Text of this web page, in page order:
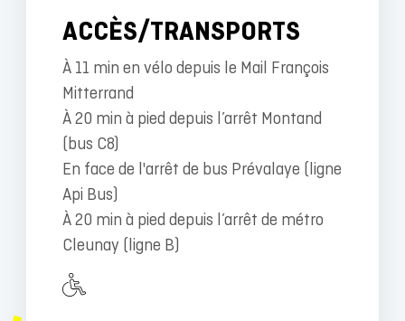
ACCÈS/TRANSPORTS
À 11 min en vélo depuis le Mail François
Mitterrand
À 20 min à pied depuis l’arrêt Montand
(bus C8)
En face de l'arrêt de bus Prévalaye (ligne
Api Bus)
À 20 min à pied depuis l’arrêt de métro
Cleunay (ligne B)